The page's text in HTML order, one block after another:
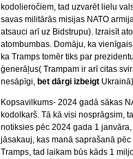
kodolieročiem, tad uzvarēt lielu
savas militārās misijas NATO
atsauci arī uz Bidstrupu). Izraisīt
atombumbas. Domāju, ka
ka Tramps tomēr tiks par
ģenerāļus( Trampam ir arī citas
nesāpīgi, bet dārgi izbeigt
Kopsavilkums- 2024 gadā sākas
kodolkarš. Tā kā visi nosprāgsim,
notiksies pēc 2024 gada 1
jāsakauj, kas manā saprašanā
Tramps, tad laikam būs kāds 1